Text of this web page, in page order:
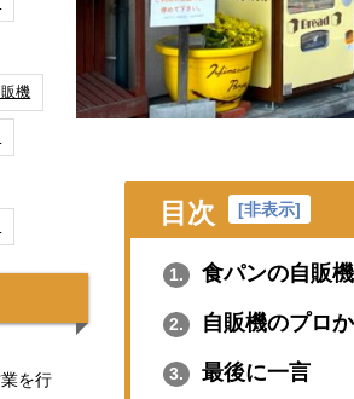
目次 [非表示]
1. 食パンの自販
2. 自販機のプロ
3. 最後に一言
機
を行